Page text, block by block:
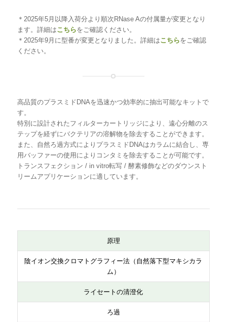
FavorFilter™ Plasmid Extraction Maxi
Kit
10 FAPD3051
品]
＊2025年5月以降入荷分より順次RNase Aの付属量が変更となり
ます。詳細はこちらをご確認ください。
＊2025年9月に型番が変更となりました。詳細はこちらをご確認
ください。
高品質のプラスミドDNAを迅速かつ効率的に抽出可能なキットで
す。
特別に設計されたフィルターカートリッジにより、遠心分離のス
テップを経ずにバクテリアの溶解物を除去することができます。
また、自然ろ過方式によりプラスミドDNAはカラムに結合し、専
用バッファーの使用によりコンタミを除去することが可能です。
トランスフェクション / in vitro転写 / 酵素修飾などのダウンスト
リームアプリケーションに適しています。
原理
陰イオン交換クロマトグラフィー法（自然落下型マキシカラ
ム）
ライセートの清澄化
ろ過